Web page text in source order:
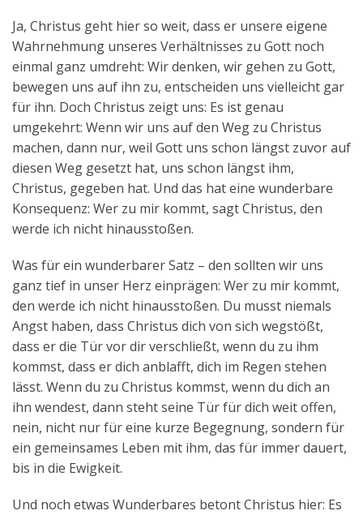
Ja, Christus geht hier so weit, dass er unsere eigene
Wahrnehmung unseres Verhältnisses zu Gott noch
einmal ganz umdreht: Wir denken, wir gehen zu Gott,
bewegen uns auf ihn zu, entscheiden uns vielleicht gar
für ihn. Doch Christus zeigt uns: Es ist genau
umgekehrt: Wenn wir uns auf den Weg zu Christus
machen, dann nur, weil Gott uns schon längst zuvor auf
diesen Weg gesetzt hat, uns schon längst ihm,
Christus, gegeben hat. Und das hat eine wunderbare
Konsequenz: Wer zu mir kommt, sagt Christus, den
werde ich nicht hinausstoßen.
Was für ein wunderbarer Satz – den sollten wir uns
ganz tief in unser Herz einprägen: Wer zu mir kommt,
den werde ich nicht hinausstoßen. Du musst niemals
Angst haben, dass Christus dich von sich wegstößt,
dass er die Tür vor dir verschließt, wenn du zu ihm
kommst, dass er dich anblafft, dich im Regen stehen
lässt. Wenn du zu Christus kommst, wenn du dich an
ihn wendest, dann steht seine Tür für dich weit offen,
nein, nicht nur für eine kurze Begegnung, sondern für
ein gemeinsames Leben mit ihm, das für immer dauert,
bis in die Ewigkeit.
Und noch etwas Wunderbares betont Christus hier: Es